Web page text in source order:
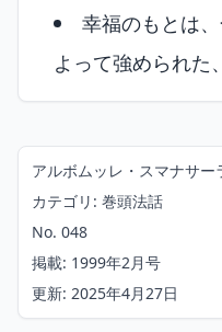
幸福のもとは
よって強められた
アルボムッレ・スマナサー
カテゴリ: 巻頭法話
No. 048
掲載: 1999年2月号
更新: 2025年4月27日